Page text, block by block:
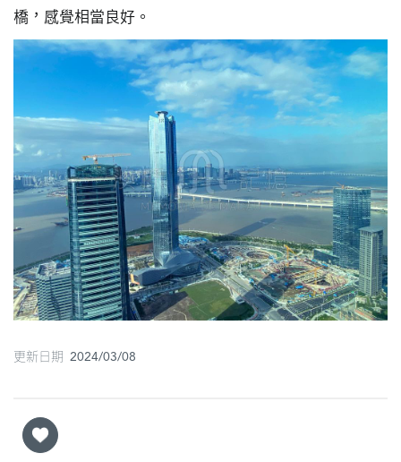
熱
索
古
地
圖
媽
寺
廟
巴
橋，感覺相當良好。
更新日期 2024/03/08